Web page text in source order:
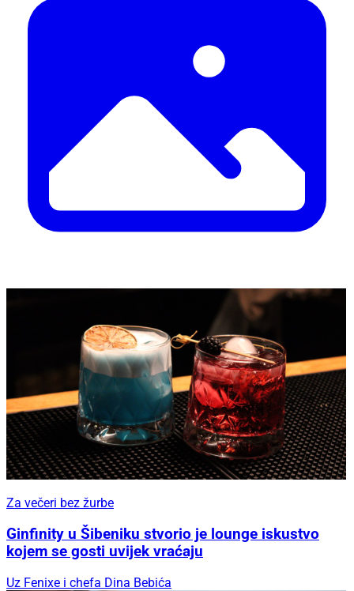
Za večeri bez žurbe
Ginfinity u Šibeniku stvorio je lounge iskustvo
kojem se gosti uvijek vraćaju
Uz Fenixe i chefa Dina Bebića